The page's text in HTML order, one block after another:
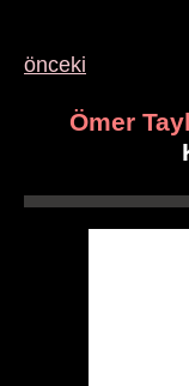
önceki
Ömer